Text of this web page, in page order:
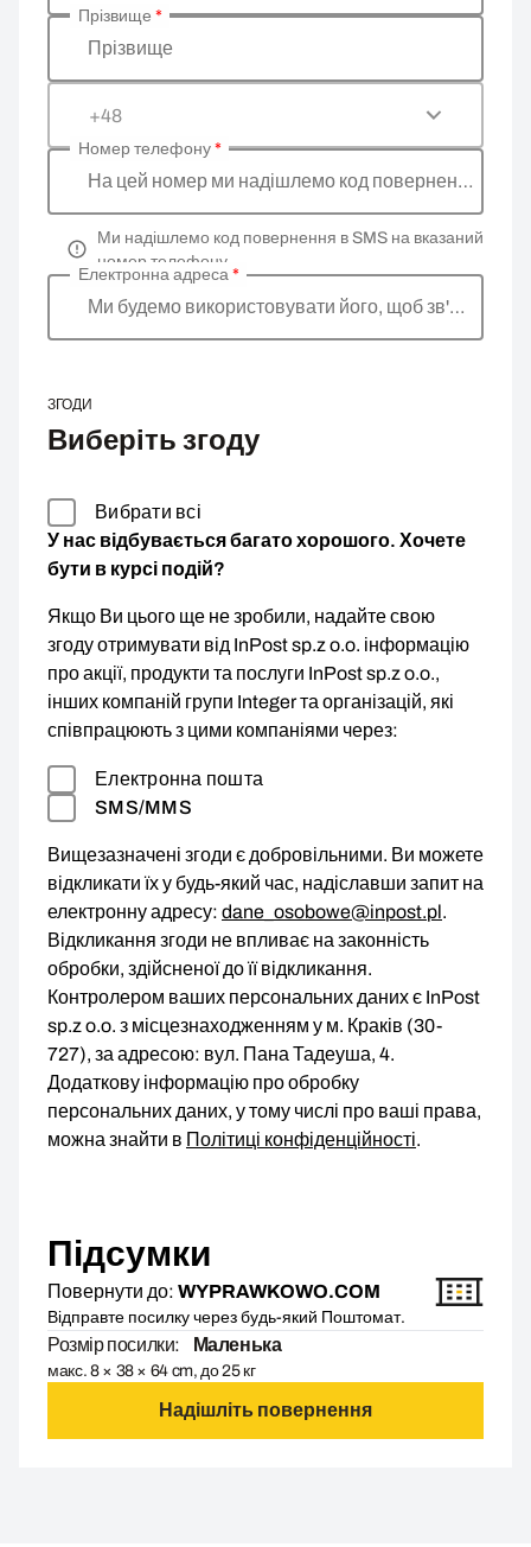
Прізвище
Прізвище *
+48
На цей номер ми надішлемо код повернення
Номер телефону*
Ми надішлемо код повернення в SMS на вказаний
номер телефону
Ми будемо використовувати його, щоб зв'язатися
Електронна адреса*
ЗГОДИ
Виберіть згоду
Вибрати всі
У нас відбувається багато хорошого. Хочете
бути в курсі подій?
Якщо Ви цього ще не зробили, надайте свою
згоду отримувати від InPost sp.z o.o. інформацію
про акції, продукти та послуги InPost sp.z o.o.,
інших компаній групи Integer та організацій, які
співпрацюють з цими компаніями через:
Електронна пошта
SMS/MMS
Вищезазначені згоди є добровільними. Ви можете
відкликати їх у будь-який час, надіславши запит на
електронну адресу: dane_osobowe@inpost.pl.
Відкликання згоди не впливає на законність
обробки, здійсненої до її відкликання.
Контролером ваших персональних даних є InPost
sp.z o.o. з місцезнаходженням у м. Краків (30-
727), за адресою: вул. Пана Тадеуша, 4.
Додаткову інформацію про обробку
персональних даних, у тому числі про ваші права,
можна знайти в Політиці конфіденційності.
Підсумки
Повернути до: WYPRAWKOWO.COM
Відправте посилку через будь-який Поштомат.
Розмір посилки: Маленька
макс. 8 × 38 × 64 cm, до 25 кг
Надішліть повернення